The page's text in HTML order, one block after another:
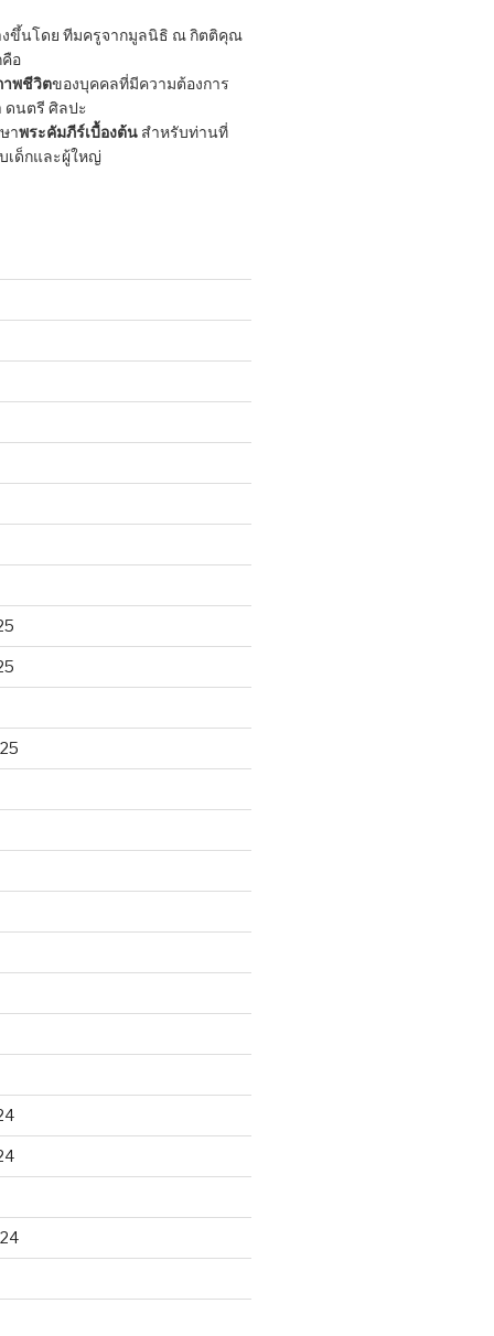
งขึ้นโดย ทีมครูจากมูลนิธิ ณ กิตติคุณ
อ
พชีวิตของบุคคลที่มีความต้องการ
ดนตรี ศิลปะ
าพระคัมภีร์เบื้องต้น สำหรับท่านที่
เด็กและผู้ใหญ่